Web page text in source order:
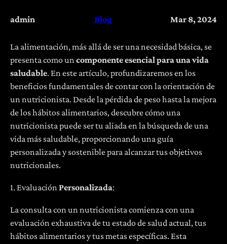
admin Blog Mar 8, 2024
La alimentación, más allá de ser una necesidad básica, se
presenta como uncomponente esencial para una vida
saludable. En este artículo, profundizaremos en los
beneficios fundamentales de contar con la orientación de
un nutricionista. Desde la pérdida de peso hasta la mejora
de los hábitos alimentarios, descubre cómo una
nutricionista puede ser tu aliada en la búsqueda de una
vida más saludable, proporcionando una guía
personalizada y sostenible para alcanzar tus objetivos
nutricionales.
1. EvaluaciónPersonalizada:
La consulta con un nutricionista comienza con una
evaluación exhaustiva de tu estado de salud actual, tus
hábitos alimentarios y tus metas específicas. Esta